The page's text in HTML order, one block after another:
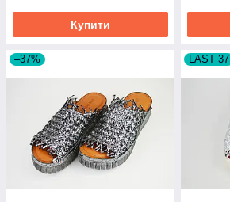
Купити
–37% LAST 37